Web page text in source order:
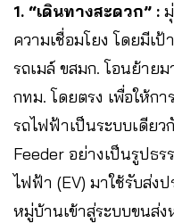
1. “เดินทางสะดวก” :
ความเชื่อมโยง โดยมีเ
รถเมล์ ขสมก. โอนย้าย
กทม. โดยตรง เพื่อให้ก
รถไฟฟ้าเป็นระบบเดีย
Feeder อย่างเป็นรูปธ
ไฟฟ้า (EV) มาใช้รับส่ง
หมู่บ้านเข้าสู่ระบบขนส่ง